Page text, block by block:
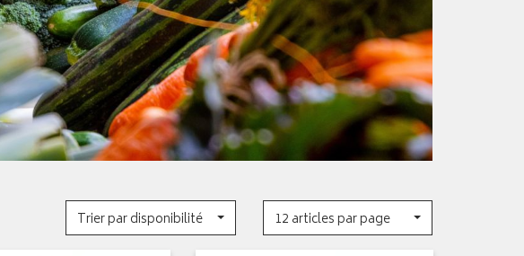
Trier par disponibilité
12 articles par page